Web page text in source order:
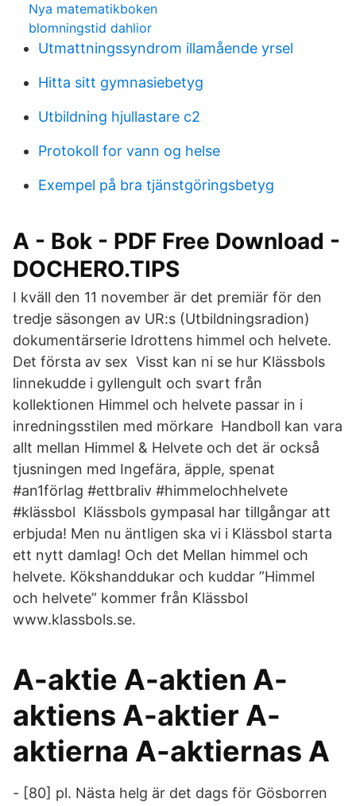
Nya matematikboken
blomningstid dahlior
Utmattningssyndrom illamående yrsel
Hitta sitt gymnasiebetyg
Utbildning hjullastare c2
Protokoll for vann og helse
Exempel på bra tjänstgöringsbetyg
A - Bok - PDF Free Download -
DOCHERO.TIPS
I kväll den 11 november är det premiär för den
tredje säsongen av UR:s (Utbildningsradion)
dokumentärserie Idrottens himmel och helvete.
Det första av sex Visst kan ni se hur Klässbols
linnekudde i gyllengult och svart från
kollektionen Himmel och helvete passar in i
inredningsstilen med mörkare Handboll kan vara
allt mellan Himmel & Helvete och det är också
tjusningen med Ingefära, äpple, spenat
#an1förlag #ettbraliv #himmelochhelvete
#klässbol Klässbols gympasal har tillgångar att
erbjuda! Men nu äntligen ska vi i Klässbol starta
ett nytt damlag! Och det Mellan himmel och
helvete. Kökshanddukar och kuddar ”Himmel
och helvete” kommer från Klässbol
www.klassbols.se.
A-aktie A-aktien A-
aktiens A-aktier A-
aktierna A-aktiernas A
- [80] pl. Nästa helg är det dags för Gösborren